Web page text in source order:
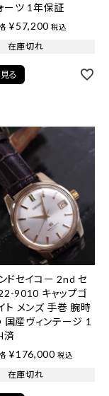
ーツ 1年保証
¥57,200 税込
在庫切れ
る
ドセイコー 2nd セ
9010 キャップゴ
ト メンズ 手巻 腕時
産ヴィンテージ 1
済
¥176,000 税込
在庫切れ